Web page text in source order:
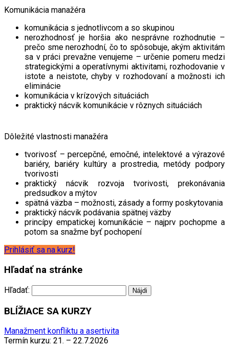
Komunikácia manažéra
komunikácia s jednotlivcom a so skupinou
nerozhodnosť je horšia ako nesprávne rozhodnutie –
prečo sme nerozhodní, čo to spôsobuje, akým aktivitám
sa v práci prevažne venujeme – určenie pomeru medzi
strategickými a operatívnymi aktivitami, rozhodovanie v
istote a neistote, chyby v rozhodovaní a možnosti ich
eliminácie
komunikácia v krízových situáciách
praktický nácvik komunikácie v rôznych situáciách
Dôležité vlastnosti manažéra
tvorivosť – percepčné, emočné, intelektové a výrazové
bariéry, bariéry kultúry a prostredia, metódy podpory
tvorivosti
praktický nácvik rozvoja tvorivosti, prekonávania
predsudkov a mýtov
spätná väzba – možnosti, zásady a formy poskytovania
praktický nácvik podávania spätnej väzby
princípy empatickej komunikácie – najprv pochopme a
potom sa snažme byť pochopení
Prihlásiť sa na kurz!
Hľadať na stránke
Hľadať:
BLÍŽIACE SA KURZY
Manažment konfliktu a asertivita
Termín kurzu: 21. – 22.7.2026